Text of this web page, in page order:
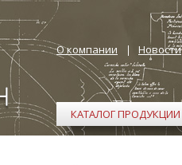
О компании Новости
КАТАЛОГ ПРОДУКЦИИ